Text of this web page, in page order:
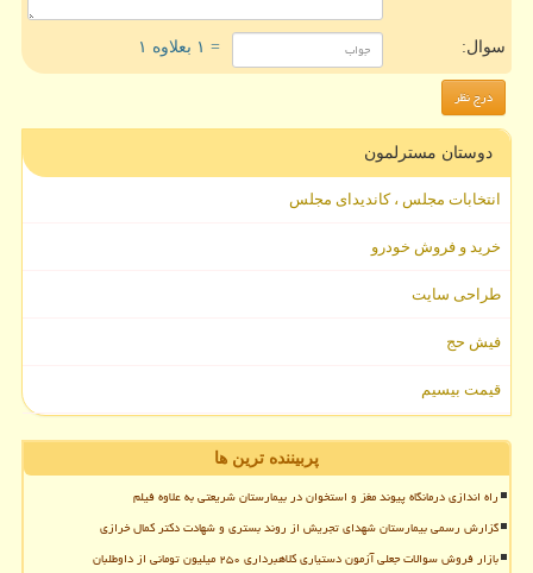
سوال: = ۱ بعلاوه ۱
دوستان مسترلمون
انتخابات مجلس ، کاندیدای مجلس
خرید و فروش خودرو
طراحی سایت
فیش حج
قیمت بیسیم
پربیننده ترین ها
راه اندازی درمانگاه پیوند مغز و استخوان در بیمارستان شریعتی به علاوه فیلم
گزارش رسمی بیمارستان شهدای تجریش از روند بستری و شهادت دکتر کمال خرازی
بازار فروش سوالات جعلی آزمون دستیاری کلاهبرداری ۲۵۰ میلیون تومانی از داوطلبان